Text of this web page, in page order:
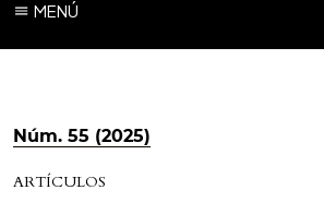
MENÚ
Núm. 55 (2025)
ARTÍCULOS